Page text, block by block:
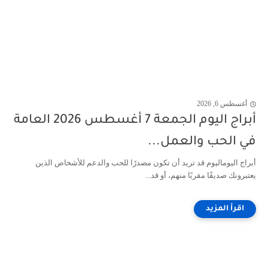
أغسطس 6, 2026
أبراج اليوم الجمعة 7 أغسطس 2026 العامة
في الحب والعمل...
أبراج اليوماليوم قد تريد أن تكون مصدرًا للحب والدعم للأشخاص الذين
يعتبرونك صديقًا مقربًا منهم، أو قد...